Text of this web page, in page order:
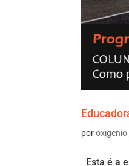
por
Esta é a